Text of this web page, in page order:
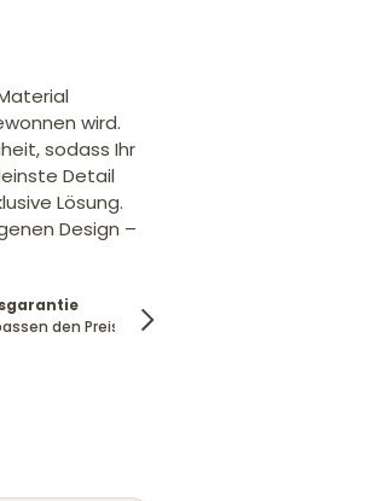
wird.
sodass Ihr
Detail
Lösung.
Design –
den Preis an